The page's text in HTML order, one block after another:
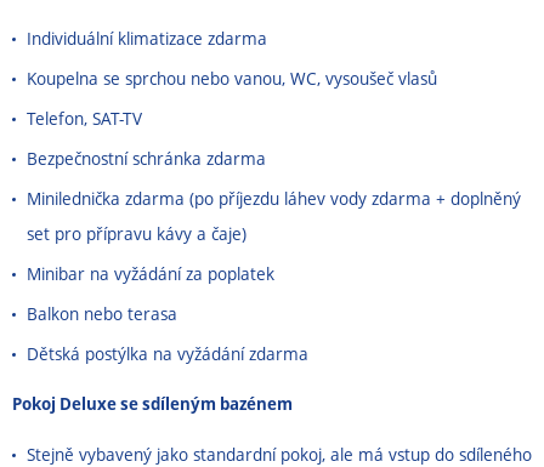
Individuální klimatizace zdarma
Koupelna se sprchou nebo vanou, WC, vysoušeč vlasů
Telefon, SAT-TV
Bezpečnostní schránka zdarma
Minilednička zdarma (po příjezdu láhev vody zdarma + doplněný
set pro přípravu kávy a čaje)
Minibar na vyžádání za poplatek
Balkon nebo terasa
Dětská postýlka na vyžádání zdarma
Pokoj Deluxe se sdíleným bazénem
Stejně vybavený jako standardní pokoj, ale má vstup do sdíleného